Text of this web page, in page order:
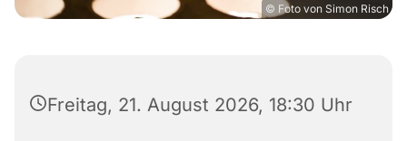
© Foto von Simon Risch
Freitag, 21. August 2026, 18:30 Uhr